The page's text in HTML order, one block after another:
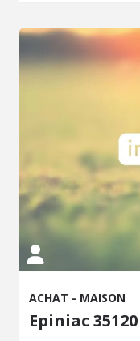
ACHAT - MAISON
Epiniac 35120